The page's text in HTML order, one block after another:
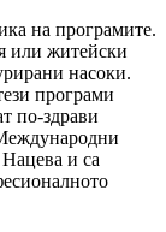
на програмите.
или житейски
насоки.
програми
по-здрави
Нацева и са